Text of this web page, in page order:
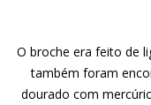
O broche era feito de
também foram
dourado com